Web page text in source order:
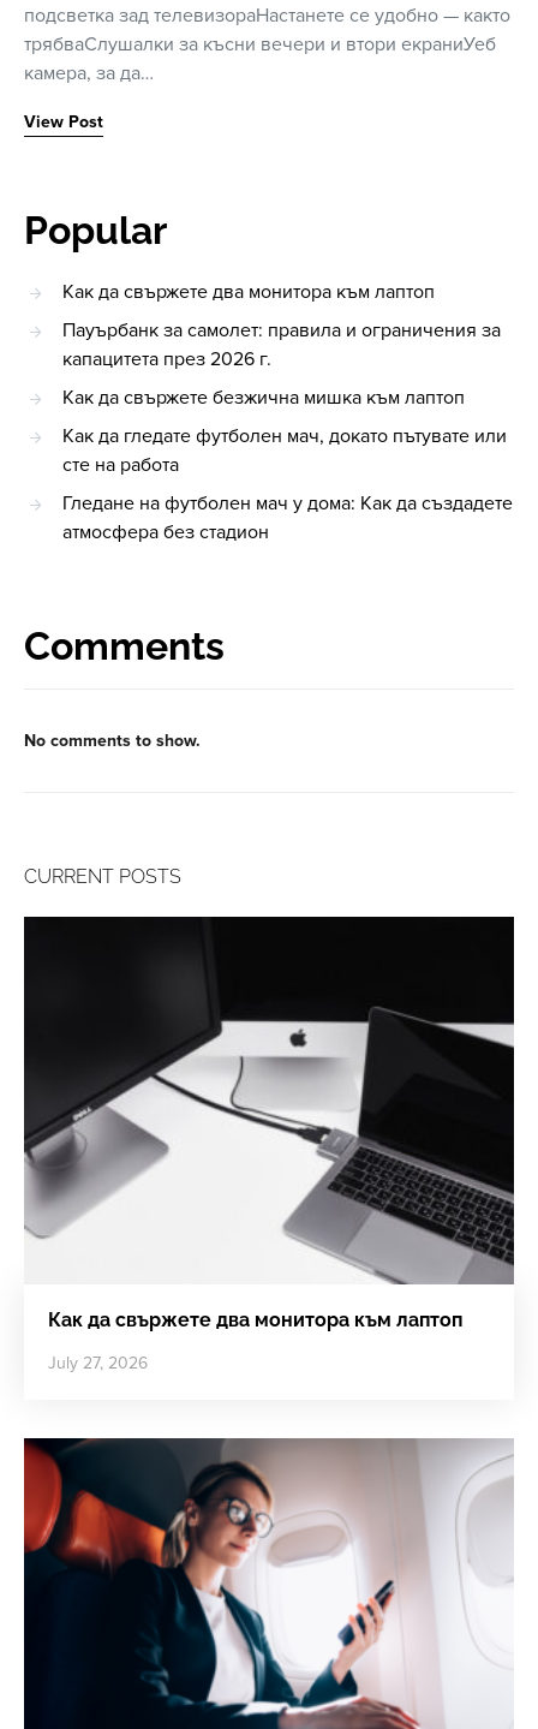
подсветка зад телевизораНастанете се удобно — както
трябваСлушалки за късни вечери и втори екраниУеб
камера, за да…
View Post
Popular
Как да свържете два монитора към лаптоп
Пауърбанк за самолет: правила и ограничения за
капацитета през 2026 г.
Как да свържете безжична мишка към лаптоп
Как да гледате футболен мач, докато пътувате или
сте на работа
Гледане на футболен мач у дома: Как да създадете
атмосфера без стадион
Comments
No comments to show.
CURRENT POSTS
Как да свържете два монитора към лаптоп
July 27, 2026